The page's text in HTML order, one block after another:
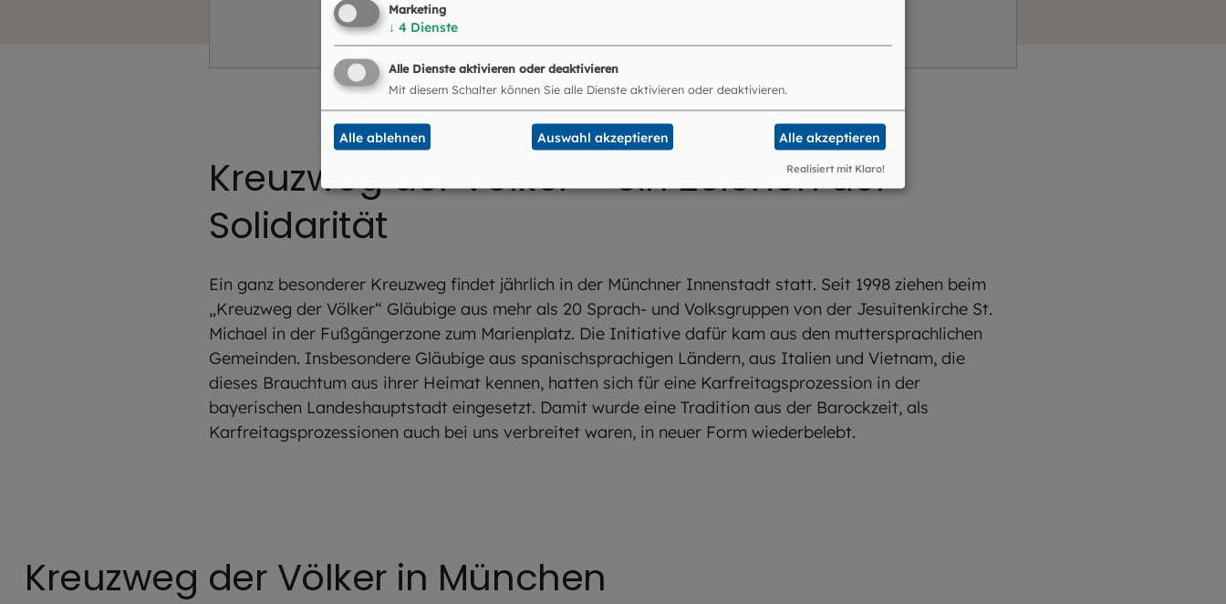
Kreuzweg der Völker – ein Zeichen der
Solidarität
Ein ganz besonderer Kreuzweg findet jährlich in der Münchner Innenstadt statt. Seit 1998 ziehen beim
„Kreuzweg der Völker“ Gläubige aus mehr als 20 Sprach- und Volksgruppen von der Jesuitenkirche St.
Michael in der Fußgängerzone zum Marienplatz. Die Initiative dafür kam aus den muttersprachlichen
Gemeinden. Insbesondere Gläubige aus spanischsprachigen Ländern, aus Italien und Vietnam, die
dieses Brauchtum aus ihrer Heimat kennen, hatten sich für eine Karfreitagsprozession in der
bayerischen Landeshauptstadt eingesetzt. Damit wurde eine Tradition aus der Barockzeit, als
Karfreitagsprozessionen auch bei uns verbreitet waren, in neuer Form wiederbelebt.
Kreuzweg der Völker in München
Marketing
↓ 4 Dienste
Alle Dienste aktivieren oder deaktivieren
Mit diesem Schalter können Sie alle Dienste aktivieren oder deaktivieren.
Alle ablehnen Auswahl akzeptieren Alle akzeptieren
Realisiert mit Klaro!